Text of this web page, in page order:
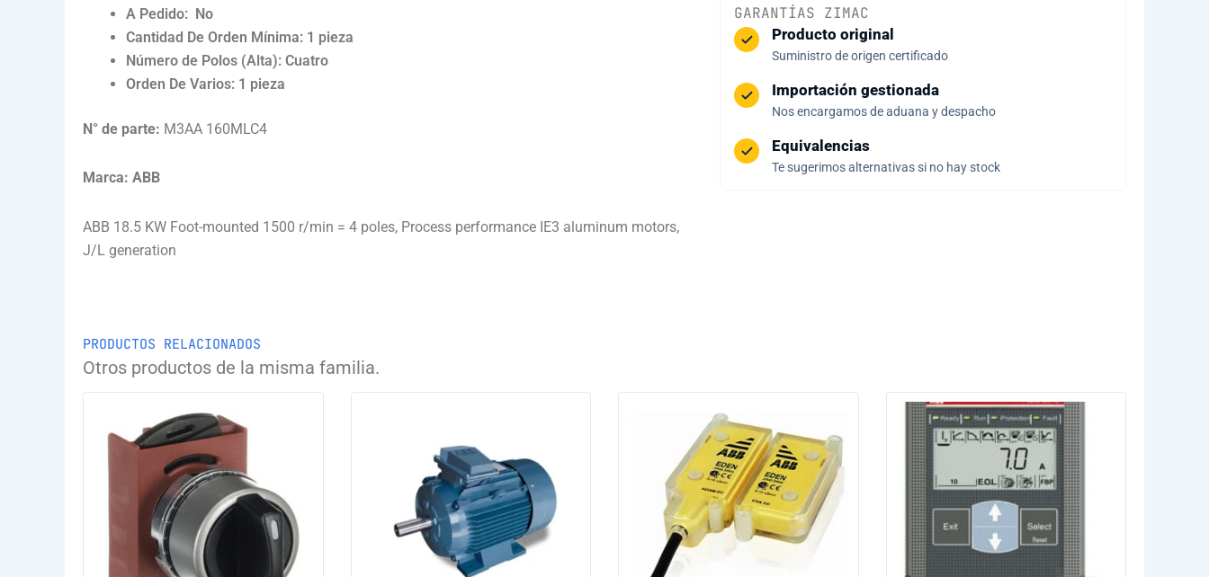
A Pedido: No
Cantidad De Orden Mínima: 1 pieza
Número de Polos (Alta): Cuatro
Orden De Varios: 1 pieza
N° de parte: M3AA 160MLC4
Marca: ABB
ABB 18.5 KW Foot-mounted 1500 r/min = 4 poles, Process performance IE3 aluminum motors,
J/L generation
GARANTÍAS ZIMAC
Producto original
Suministro de origen certificado
Importación gestionada
Nos encargamos de aduana y despacho
Equivalencias
Te sugerimos alternativas si no hay stock
PRODUCTOS RELACIONADOS
Otros productos de la misma familia.